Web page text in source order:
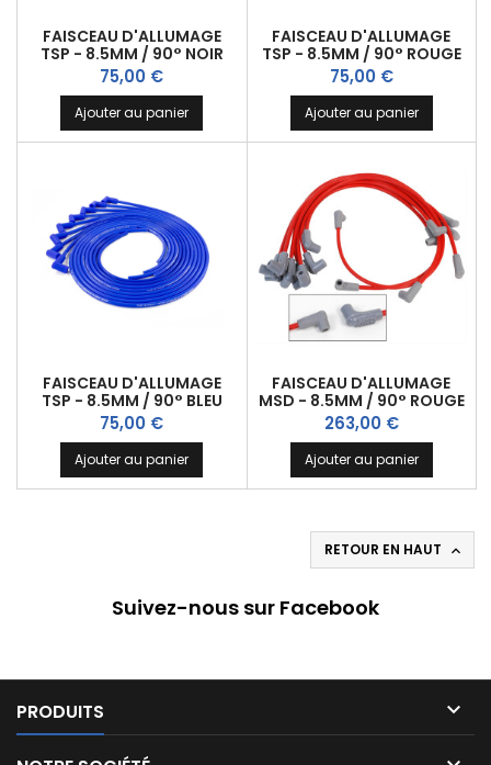
FAISCEAU D'ALLUMAGE
TSP - 8.5MM / 90° NOIR
Prix
75,00 €
Ajouter au panier
FAISCEAU D'ALLUMAGE
TSP - 8.5MM / 90° ROUGE
Prix
75,00 €
Ajouter au panier
FAISCEAU D'ALLUMAGE
TSP - 8.5MM / 90° BLEU
Prix
75,00 €
Ajouter au panier
FAISCEAU D'ALLUMAGE
MSD - 8.5MM / 90° ROUGE
Prix
263,00 €
Ajouter au panier
RETOUR EN HAUT 
Suivez-nous sur Facebook
PRODUITS 